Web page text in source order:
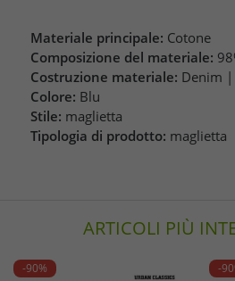
Materiale principale: Cotone
Composizione del materiale:
Costruzione materiale: Denim |
Colore: Blu
Stile: maglietta
Tipologia di prodotto: maglietta
ARTICOLI PIÙ
-90% -